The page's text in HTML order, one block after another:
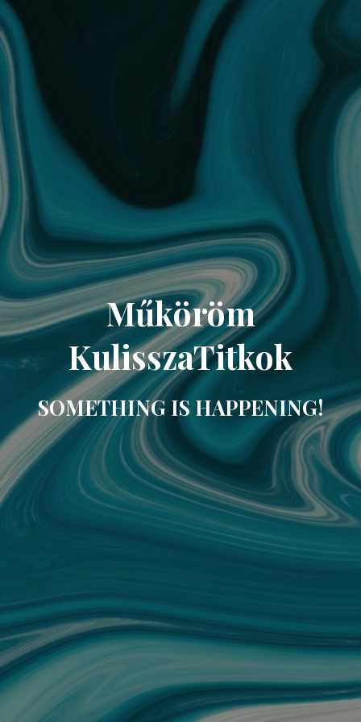
Műköröm
KulisszaTitkok
SOMETHING IS HAPPENING!